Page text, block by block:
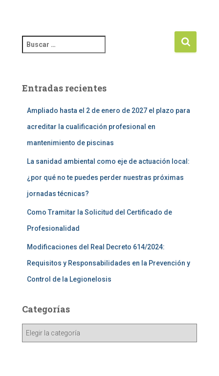
Entradas recientes
Ampliado hasta el 2 de enero de 2027 el plazo para
acreditar la cualificación profesional en
mantenimiento de piscinas
La sanidad ambiental como eje de actuación local:
¿por qué no te puedes perder nuestras próximas
jornadas técnicas?
Como Tramitar la Solicitud del Certificado de
Profesionalidad
Modificaciones del Real Decreto 614/2024:
Requisitos y Responsabilidades en la Prevención y
Control de la Legionelosis
Categorías